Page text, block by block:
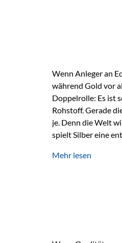
Wenn Anleger an
während Gold vor
Doppelrolle: Es ist
Rohstoff. Gerade
je. Denn die Welt
spielt Silber eine
Eigenschaft macht
Mehr lesen